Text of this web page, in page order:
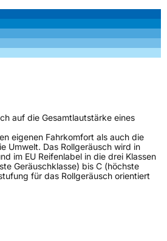
/ Alpine-SymbolNein
(GPSR)
FRANCAISE DES
MICHELIN, place des
Déchaux 23 63000 Clermont-
Frankreich, contact@tc.michelin.eu
auf die Gesamtlautstärke eines
eigenen Fahrkomfort als auch die
Umwelt. Das Rollgeräusch wird in
im EU Reifenlabel in die drei Klassen
Geräuschklasse) bis C (höchste
für das Rollgeräusch orientiert